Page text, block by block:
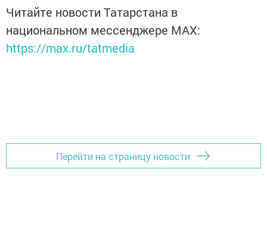
Читайте новости Татарстана в
национальном мессенджере MАХ:
https://max.ru/tatmedia
Перейти на страницу новости